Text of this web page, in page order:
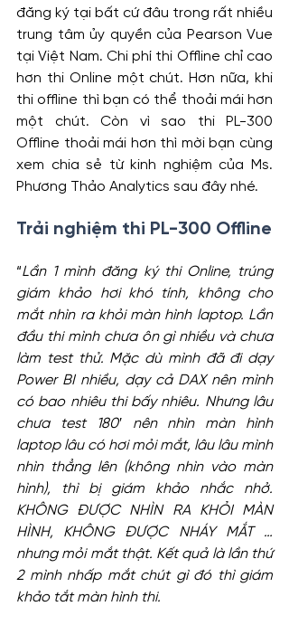
đăng ký tại bất cứ đâu trong rất nhiều
trung tâm ủy quyền của Pearson Vue
tại Việt Nam. Chi phí thi Offline chỉ cao
hơn thi Online một chút. Hơn nữa, khi
thi offline thì bạn có thể thoải mái hơn
một chút. Còn vì sao thi PL-300
Offline thoải mái hơn thì mời bạn cùng
xem chia sẻ từ kinh nghiệm của Ms.
Phương Thảo Analytics sau đây nhé.
Trải nghiệm thi PL-300 Offline
“Lần 1 mình đăng ký thi Online, trúng
giám khảo hơi khó tính, không cho
mắt nhìn ra khỏi màn hình laptop. Lần
đầu thi mình chưa ôn gì nhiều và chưa
làm test thử. Mặc dù mình đã đi dạy
Power BI nhiều, dạy cả DAX nên mình
có bao nhiêu thi bấy nhiêu. Nhưng lâu
chưa test 180′ nên nhìn màn hình
laptop lâu có hơi mỏi mắt, lâu lâu mình
nhìn thẳng lên (không nhìn vào màn
hình), thì bị giám khảo nhắc nhở.
KHÔNG ĐƯỢC NHÌN RA KHỎI MÀN
HÌNH, KHÔNG ĐƯỢC NHÁY MẮT …
nhưng mỏi mắt thật. Kết quả là lần thứ
2 mình nhấp mắt chút gì đó thì giám
khảo tắt màn hình thi.